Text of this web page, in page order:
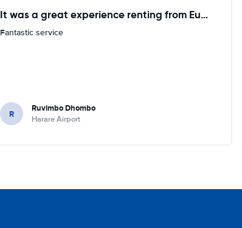
It was a great experience renting from Europcar
Fantastic service
R Ruvimbo Dhombo
Harare Airport